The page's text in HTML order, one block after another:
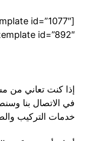
id=”892″]
إذا كنت تعاني من
في الاتصال بنا
خدمات التركيب